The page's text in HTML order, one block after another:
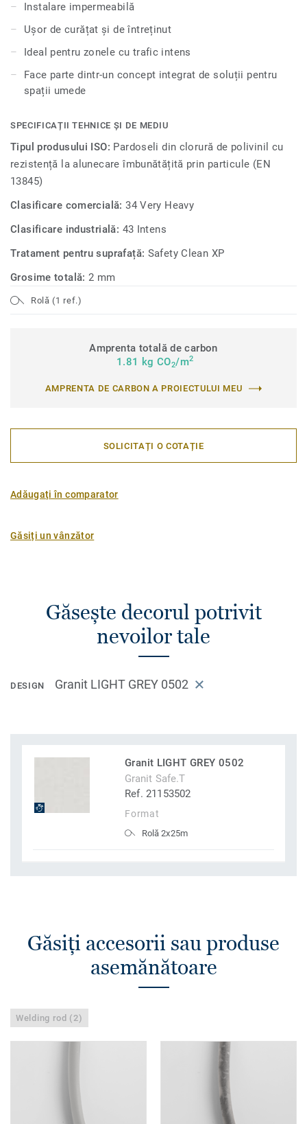
produse și accesorii ale colecţiei iQ Granit.
Instalare impermeabilă
Ușor de curățat și de întreținut
Ideal pentru zonele cu trafic intens
Face parte dintr-un concept integrat de soluții pentru
spații umede
SPECIFICAȚII TEHNICE ȘI DE MEDIU
Tipul produsului ISO: Pardoseli din clorură de polivinil cu
rezistență la alunecare îmbunătățită prin particule (EN
13845)
Clasificare comercială:34 Very Heavy
Clasificare industrială: 43 Intens
Tratament pentru suprafață: Safety Clean XP
Grosime totală:2 mm
Rolă (1 ref.)
Amprenta totală de carbon
1.81 kg CO2/m2
AMPRENTA DE CARBON A PROIECTULUI MEU
SOLICITAȚI O COTAȚIE
Adăugați în comparator
Găsiți un vânzător
Găsește decorul potrivit
nevoilor tale
DESIGN Granit LIGHT GREY 0502
Granit LIGHT GREY 0502
Granit Safe.T
Ref. 21153502
Format
Rolă 2x25m
Găsiţi accesorii sau produse
asemănătoare
Welding rod (2)